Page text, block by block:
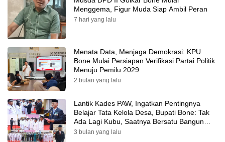
Menggema, Figur Muda Siap Ambil Peran
7 hari yang lalu
Menata Data, Menjaga Demokrasi: KPU
Bone Mulai Persiapan Verifikasi Partai Politik
Menuju Pemilu 2029
2 bulan yang lalu
Lantik Kades PAW, Ingatkan Pentingnya
Belajar Tata Kelola Desa, Bupati Bone: Tak
Ada Lagi Kubu, Saatnya Bersatu Bangun
Desa
3 bulan yang lalu